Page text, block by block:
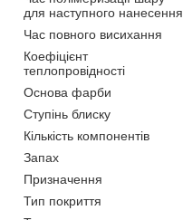
для наступного нанесення
Час повного висихання
Коефіцієнт
теплопровідності
Основа фарби
Ступінь блиску
Кількість компонентів
Запах
Призначення
Тип покриття